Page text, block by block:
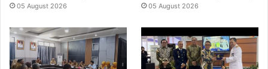
05 August 2026 05 August 2026